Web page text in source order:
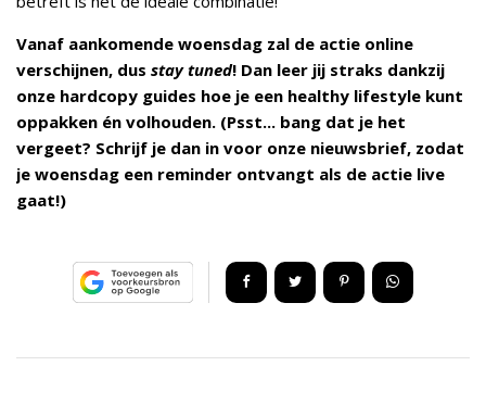
Vanaf aankomende woensdag zal de actie online
verschijnen, dus stay tuned! Dan leer jij straks dankzij
onze hardcopy guides hoe je een healthy lifestyle kunt
oppakken én volhouden. (Psst... bang dat je het
vergeet? Schrijf je dan in voor onze nieuwsbrief, zodat
je woensdag een reminder ontvangt als de actie live
gaat!)